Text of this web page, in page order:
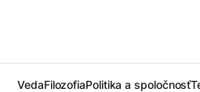
VedaFilozofiaPolitika a spoločnosť